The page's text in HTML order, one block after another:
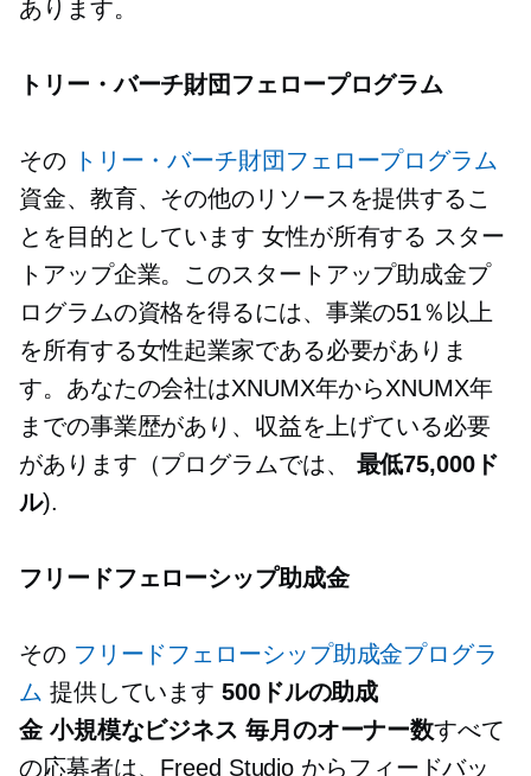
あります。
トリー・バーチ財団フェロープログラム
その
トリー・バーチ財団フェロープログラム
資金、教育、その他のリソースを提供するこ
とを目的としています 女性が所有する スター
トアップ企業。このスタートアップ助成金プ
ログラムの資格を得るには、事業の51％以上
を所有する女性起業家である必要がありま
す。あなたの会社はXNUMX年からXNUMX年
までの事業歴があり、収益を上げている必要
があります（プログラムでは、 最低75,000ド
ル).
フリードフェローシップ助成金
その フリードフェローシップ助成金プログラ
ム 提供しています500ドルの助成
金 小規模なビジネス 毎月のオーナー数すべて
の応募者は、Freed Studio からフィードバッ